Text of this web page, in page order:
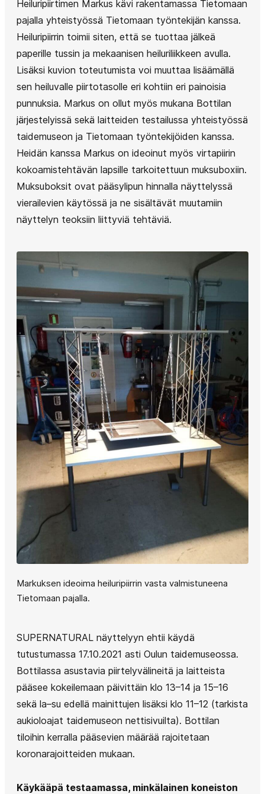
Heiluripiirtimen Markus kävi rakentamassa Tietomaan
pajalla yhteistyössä Tietomaan työntekijän kanssa.
Heiluripiirrin toimii siten, että se tuottaa jälkeä
paperille tussin ja mekaanisen heiluriliikkeen avulla.
Lisäksi kuvion toteutumista voi muuttaa lisäämällä
sen heiluvalle piirtotasolle eri kohtiin eri painoisia
punnuksia. Markus on ollut myös mukana Bottilan
järjestelyissä sekä laitteiden testailussa yhteistyössä
taidemuseon ja Tietomaan työntekijöiden kanssa.
Heidän kanssa Markus on ideoinut myös virtapiirin
kokoamistehtävän lapsille tarkoitettuun muksuboxiin.
Muksuboksit ovat pääsylipun hinnalla näyttelyssä
vierailevien käytössä ja ne sisältävät muutamiin
näyttelyn teoksiin liittyviä tehtäviä.
Markuksen ideoima heiluripiirrin vasta valmistuneena
Tietomaan pajalla.
SUPERNATURAL näyttelyyn ehtii käydä
tutustumassa 17.10.2021 asti Oulun taidemuseossa.
Bottilassa asustavia piirtelyvälineitä ja laitteista
pääsee kokeilemaan päivittäin klo 13–14 ja 15–16
sekä la–su edellä mainittujen lisäksi klo 11–12 (tarkista
aukioloajat taidemuseon nettisivuilta). Bottilan
tiloihin kerralla pääsevien määrää rajoitetaan
koronarajoitteiden mukaan.
Käykääpä testaamassa, minkälainen koneiston